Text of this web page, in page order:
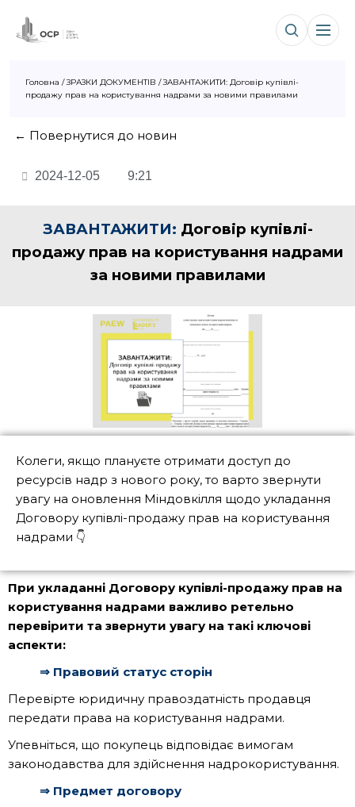
Головна /ЗРАЗКИ ДОКУМЕНТІВ /ЗАВАНТАЖИТИ: Договір купівлі-
продажу прав на користування надрами за новими правилами
← Повернутися до новин
2024-12-05 9:21
ЗАВАНТАЖИТИ: Договір купівлі-
продажу прав на користування надрами
за новими правилами
Колеги, якщо плануєте отримати доступ до
ресурсів надр з нового року, то варто звернути
увагу на оновлення Міндовкілля щодо укладання
Договору купівлі-продажу прав на користування
надрами 👇
При укладанні Договору купівлі-продажу прав на
користування надрами важливо ретельно
перевірити та звернути увагу на такі ключові
аспекти:
⇒ Правовий статус сторін
Перевірте юридичну правоздатність продавця
передати права на користування надрами.
Упевніться, що покупець відповідає вимогам
законодавства для здійснення надрокористування.
⇒ Предмет договору